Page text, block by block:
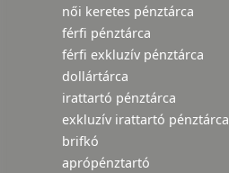
női keretes pénztárca
férfi pénztárca
férfi exkluzív pénztárca
dollártárca
irattartó pénztárca
exkluzív irattartó pénztárca
brifkó
aprópénztartó